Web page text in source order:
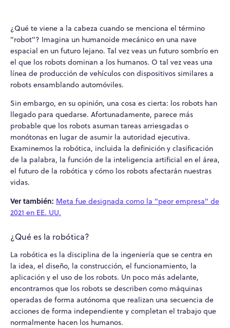
¿Qué te viene a la cabeza cuando se menciona el término
"robot"? Imagina un humanoide mecánico en una nave
espacial en un futuro lejano. Tal vez veas un futuro sombrío en
el que los robots dominan a los humanos. O tal vez veas una
línea de producción de vehículos con dispositivos similares a
robots ensamblando automóviles.
Sin embargo, en su opinión, una cosa es cierta: los robots han
llegado para quedarse. Afortunadamente, parece más
probable que los robots asuman tareas arriesgadas o
monótonas en lugar de asumir la autoridad ejecutiva.
Examinemos la robótica, incluida la definición y clasificación
de la palabra, la función de la inteligencia artificial en el área,
el futuro de la robótica y cómo los robots afectarán nuestras
vidas.
Ver también: Meta fue designada como la "peor empresa" de
2021 en EE. UU.
¿Qué es la robótica?
La robótica es la disciplina de la ingeniería que se centra en
la idea, el diseño, la construcción, el funcionamiento, la
aplicación y el uso de los robots. Un poco más adelante,
encontramos que los robots se describen como máquinas
operadas de forma autónoma que realizan una secuencia de
acciones de forma independiente y completan el trabajo que
normalmente hacen los humanos.